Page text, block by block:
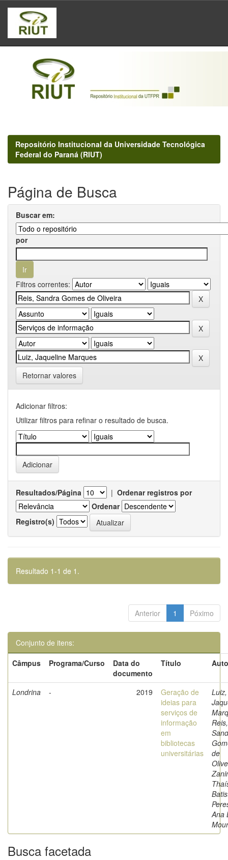
Skip
navigation
Repositório Institucional da Universidade Tecnológica
Federal do Paraná (RIUT)
Página de Busca
Buscar em:
por
Filtros correntes:
Retornar valores
Adicionar filtros:
Utilizar filtros para refinar o resultado de busca.
Resultados/Página | Ordenar registros por
Ordenar
Registro(s)
Resultado 1-1 de 1.
Anterior 1 Póximo
Conjunto de itens:
Câmpus
Programa/Curso
Data do
documento
Título
Londrina - 2019
Geração de
ideias para
serviços de
informação
em
bibliotecas
universitárias
Luiz,
Reis,
de
Ana
Busca facetada